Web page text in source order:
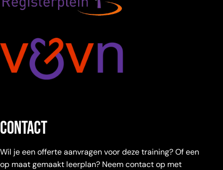
contact
Wil je een offerte aanvragen voor deze training? Of een
op maat gemaakt leerplan? Neem contact op met